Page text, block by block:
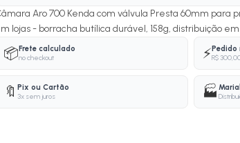
Aro 700 Kenda com válvula Presta 60mm para
lojas - borracha butílica durável, 158g, distribuição
📦Frete calculado
no checkout
⚡Pedido
R$
🔖 Pix ou Cartão
3x sem juros
🏭